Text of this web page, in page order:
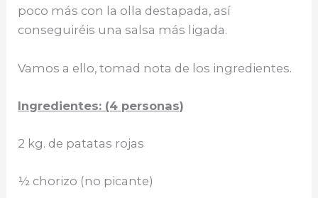
poco más con la olla destapada, así
conseguiréis una salsa más ligada.
Vamos a ello, tomad nota de los ingredientes.
Ingredientes: (4 personas)
2 kg. de patatas rojas
½ chorizo (no picante)